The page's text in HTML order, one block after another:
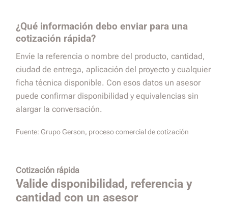
¿Qué información debo enviar para una
cotización rápida?
Envíe la referencia o nombre del producto, cantidad,
ciudad de entrega, aplicación del proyecto y cualquier
ficha técnica disponible. Con esos datos un asesor
puede confirmar disponibilidad y equivalencias sin
alargar la conversación.
Fuente: Grupo Gerson, proceso comercial de cotización
Cotización rápida
Valide disponibilidad, referencia y
cantidad con un asesor